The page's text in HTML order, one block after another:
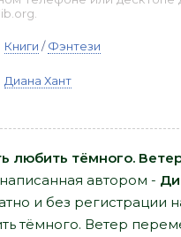
Книги /Фэнтези
Диана Хант
любить тёмного.
автором -
и без регистрации
тёмного. Ветер